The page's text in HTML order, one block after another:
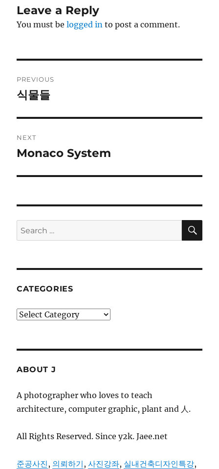
Leave a Reply
You must belogged in to post a comment.
navigation
PREVIOUS
Previous
식물들
NEXT
Next
Monaco System
Search
for:
CATEGORIES
Categories
ABOUT J
A photographer who loves to teach
architecture, computer graphic, plant and 人.
All Rights Reserved. Since y2k. Jaee.net
준공사진, 의뢰하기,사진강좌, 실내건축디자인특강,